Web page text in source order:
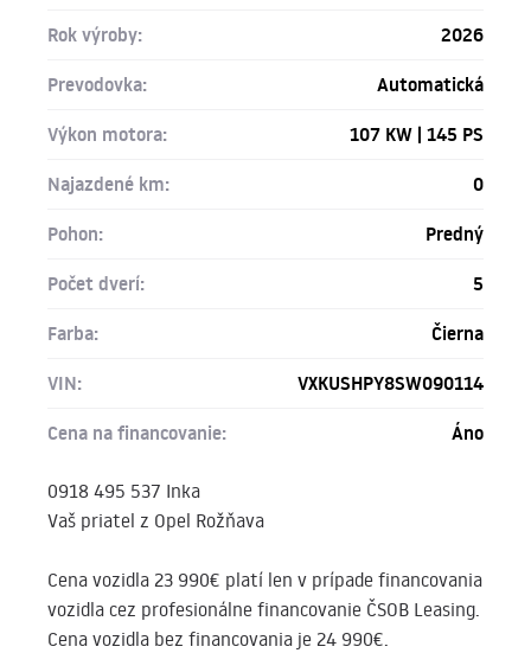
Rok výroby:
2026
Prevodovka:
Automatická
Výkon motora:
107 KW | 145 PS
Najazdené km:
0
Pohon:
Predný
Počet dverí:
5
Farba:
Čierna
VIN:
VXKUSHPY8SW090114
Cena na financovanie:
Áno
0918 495 537 Inka
Vaš priatel z Opel Rožňava
Cena vozidla 23 990€ platí len v prípade financovania
vozidla cez profesionálne financovanie ČSOB Leasing.
Cena vozidla bez financovania je 24 990€.